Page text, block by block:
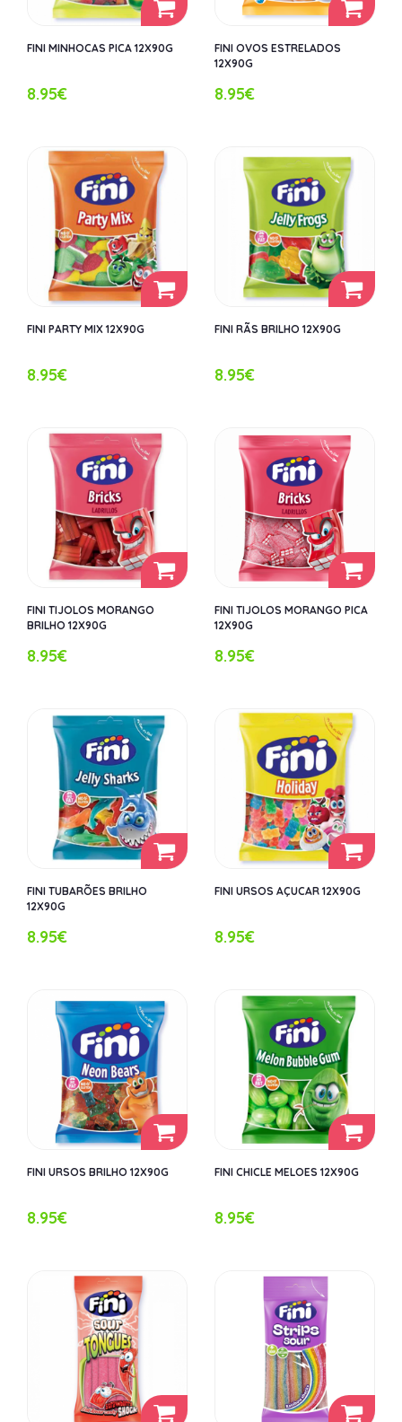
FINI MINHOCAS PICA 12X90G
8.95€
FINI OVOS ESTRELADOS
12X90G
8.95€
FINI PARTY MIX 12X90G
8.95€
FINI RÃS BRILHO 12X90G
8.95€
FINI TIJOLOS MORANGO
BRILHO 12X90G
8.95€
FINI TIJOLOS MORANGO PICA
12X90G
8.95€
FINI TUBARÕES BRILHO
12X90G
8.95€
FINI URSOS AÇUCAR 12X90G
8.95€
FINI URSOS BRILHO 12X90G
8.95€
FINI CHICLE MELOES 12X90G
8.95€